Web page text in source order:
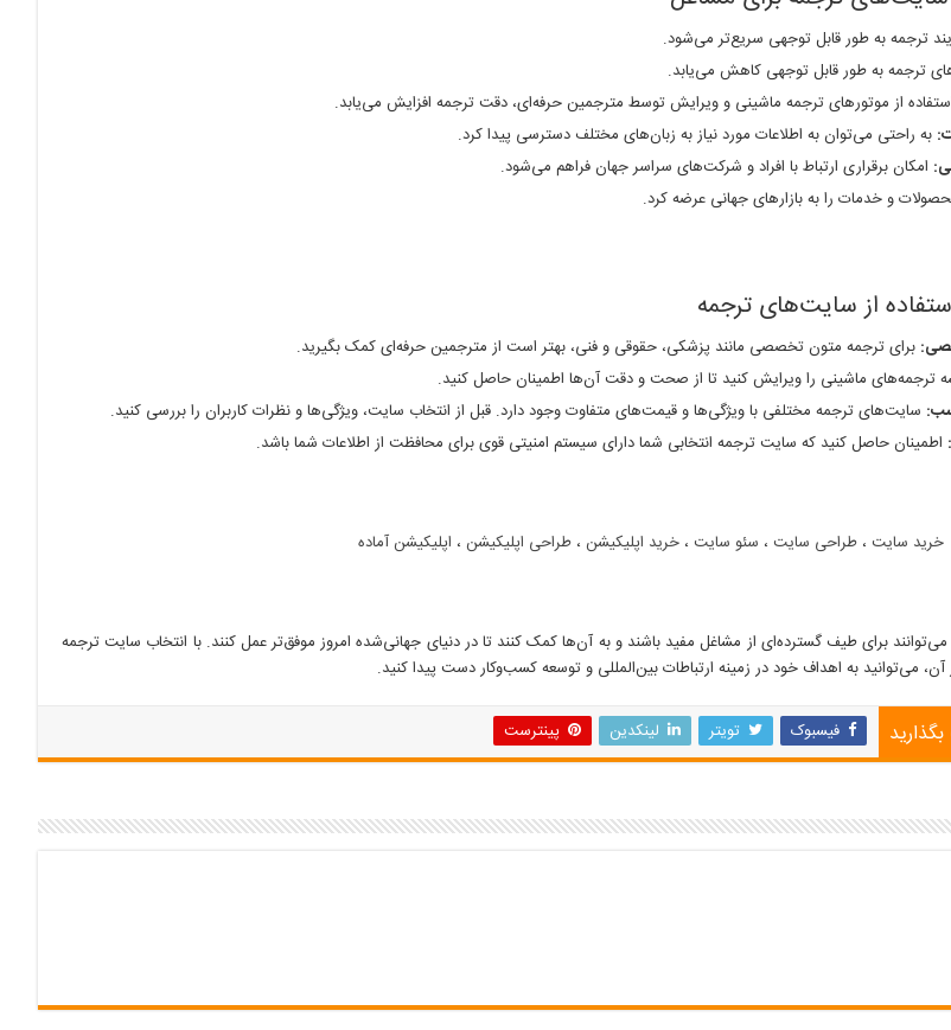
ترجمه به طور قابل توجهی سریع‌تر می‌شود.
ترجمه به طور قابل توجهی کاهش می‌یابد.
از موتورهای ترجمه ماشینی و ویرایش توسط مترجمین حرفه‌ای، دقت ترجمه افزایش می‌یابد.
: به راحتی می‌توان به اطلاعات مورد نیاز به زبان‌های مختلف دسترسی پیدا کرد.
: امکان برقراری ارتباط با افراد و شرکت‌های سراسر جهان فراهم می‌شود.
و خدمات را به بازارهای جهانی عرضه کرد.
از سایت‌های ترجمه
: برای ترجمه متون تخصصی مانند پزشکی، حقوقی و فنی، بهتر است از مترجمین حرفه‌ای کمک بگیرید.
ترجمه‌های ماشینی را ویرایش کنید تا از صحت و دقت آن‌ها اطمینان حاصل کنید.
: سایت‌های ترجمه مختلفی با ویژگی‌ها و قیمت‌های متفاوت وجود دارد. قبل از انتخاب سایت، ویژگی‌ها و نظرات کاربران را بررسی کنید.
: اطمینان حاصل کنید که سایت ترجمه انتخابی شما دارای سیستم امنیتی قوی برای محافظت از اطلاعات شما باشد.
خرید سایت ، طراحی سایت ، سئو سایت ، خرید اپلیکیشن ، طراحی اپلیکیشن ، اپلیکیشن آماده
برای طیف گسترده‌ای از مشاغل مفید باشند و به آن‌ها کمک کنند تا در دنیای جهانی‌شده امروز موفق‌تر عمل کنند. با انتخاب سایت ترجمه
می‌توانید به اهداف خود در زمینه ارتباطات بین‌المللی و توسعه کسب‌وکار دست پیدا کنید.
فیسبوک تویتر لینکدین پینترست